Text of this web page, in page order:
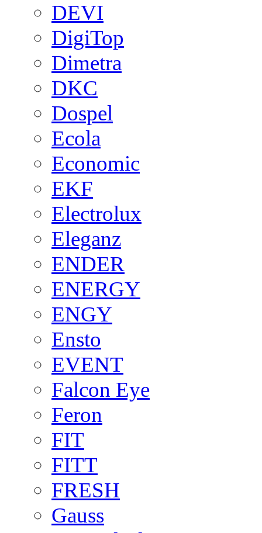
DEVI
DigiTop
Dimetra
DKC
Dospel
Ecola
Economic
EKF
Electrolux
Eleganz
ENDER
ENERGY
ENGY
Ensto
EVENT
Falcon Eye
Feron
FIT
FITT
FRESH
Gauss